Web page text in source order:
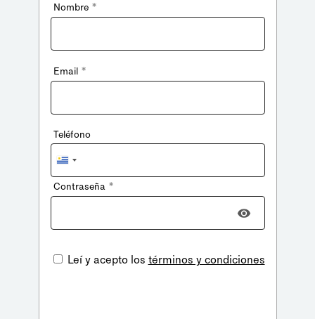
Nombre *
Email *
Teléfono
Uruguay
+598
Contraseña *
Leí y acepto los términos y condiciones